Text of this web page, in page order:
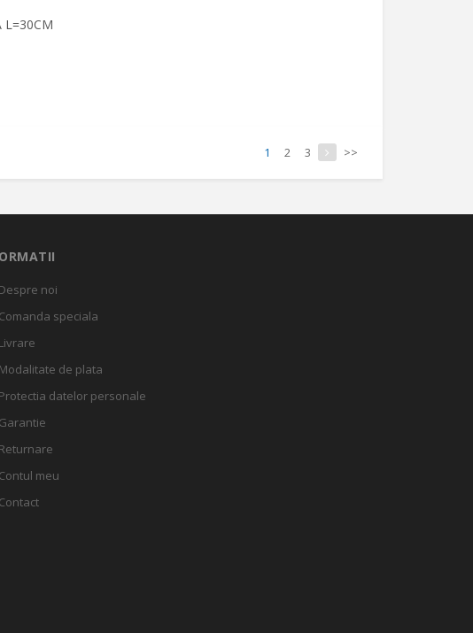
L=30CM
1 2 3 >>
Despre noi
Comanda speciala
Livrare
Modalitate de plata
Protectia datelor personale
Garantie
Returnare
Contul meu
Contact